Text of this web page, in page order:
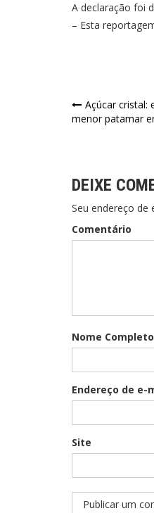
A declaração foi
– Esta
Açúcar cristal:
menor patamar
DEIXE
Seu endereço de
Comentário
Nome
Endereço de e-
Site